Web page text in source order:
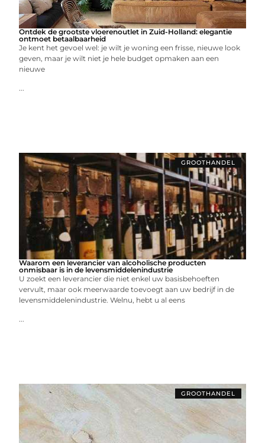
Ontdek de grootste vloerenoutlet in Zuid-Holland: elegantie
ontmoet betaalbaarheid
Je kent het gevoel wel: je wilt je woning een frisse, nieuwe look
geven, maar je wilt niet je hele budget opmaken aan een
nieuwe
...
GROOTHANDEL
Waarom een leverancier van alcoholische producten
onmisbaar is in de levensmiddelenindustrie
U zoekt een leverancier die niet enkel uw basisbehoeften
vervult, maar ook meerwaarde toevoegt aan uw bedrijf in de
levensmiddelenindustrie. Welnu, hebt u al eens
...
GROOTHANDEL